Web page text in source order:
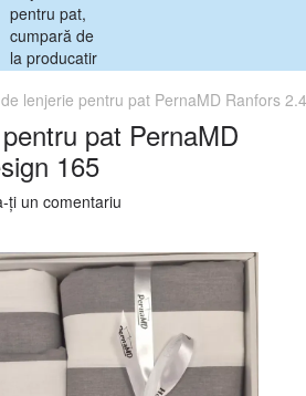
lenjerie pentru pat PernaMD Ranfors
pat PernaMD
165
ți un comentariu